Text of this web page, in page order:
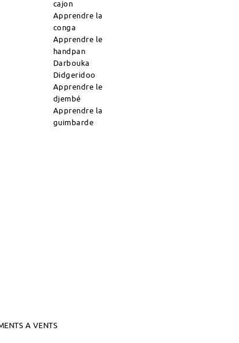
cajon
Apprendre la
conga
Apprendre le
handpan
Darbouka
Didgeridoo
Apprendre le
djembé
Apprendre la
guimbarde
A VENTS